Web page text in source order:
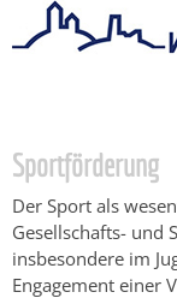
Sportförderung
Der Sport als
Gesellschafts- und
insbesondere im
Engagement einer